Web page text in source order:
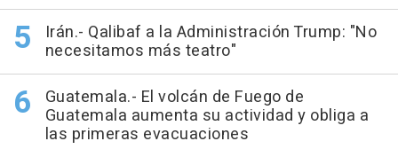
Irán.- Qalibaf a la Administración Trump: "No
necesitamos más teatro"
Guatemala.- El volcán de Fuego de
Guatemala aumenta su actividad y obliga a
las primeras evacuaciones